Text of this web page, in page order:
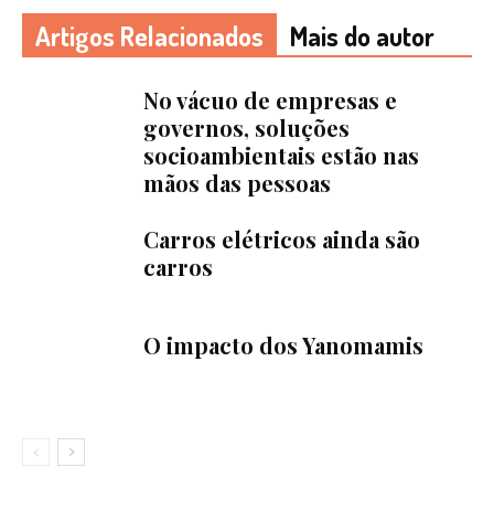
Artigos Relacionados Mais do autor
No vácuo de empresas e
governos, soluções
socioambientais estão nas
mãos das pessoas
Carros elétricos ainda são
carros
O impacto dos Yanomamis